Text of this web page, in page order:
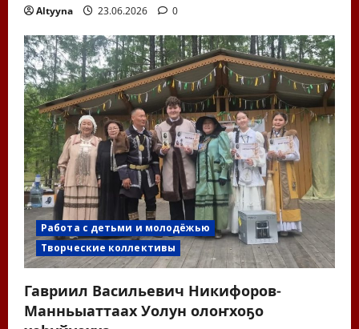
Altyyna 23.06.2026 0
Работа с детьми и молодёжью
Творческие коллективы
Гавриил Васильевич Никифоров-
Манньыаттаах Уолун олоҥхоҕо